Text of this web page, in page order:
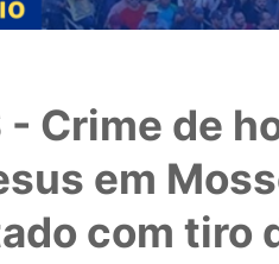
- Crime de
em
com tiro